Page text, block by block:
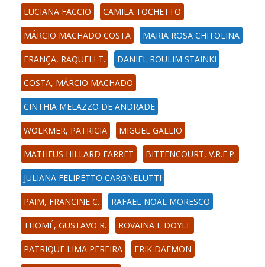
LUCIANA FACCIO CAMILA TOCHETTO
MÁRCIO MACHADO COSTA MARIA ROSA CHITOLINA
FRANÇA, RAQUELI T. DANIEL ROULIM STAINKI
COSTA, MÁRCIO MACHADO
CINTHIA MELAZZO DE ANDRADE
WOLKMER, PATRICIA MIGUEL GALLIO
MATHEUS HILLARD FARRET BITTENCOURT, V.R.E.P.
JULIANA FELIPETTO CARGNELUTTI
PAIM, FRANCINE C. RAFAEL NOAL MORESCO
THOMÉ, GUSTAVO R. ROVAINA L DOYLE
PATRIQUE LIMA PEREIRA ERIK DAEMON